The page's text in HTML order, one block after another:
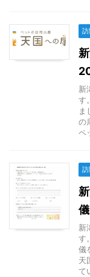
新
す
ま
の
ペ
新
す
儀
天
て